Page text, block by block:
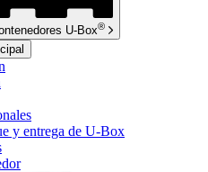
U-Box®
y entrega de U-Box